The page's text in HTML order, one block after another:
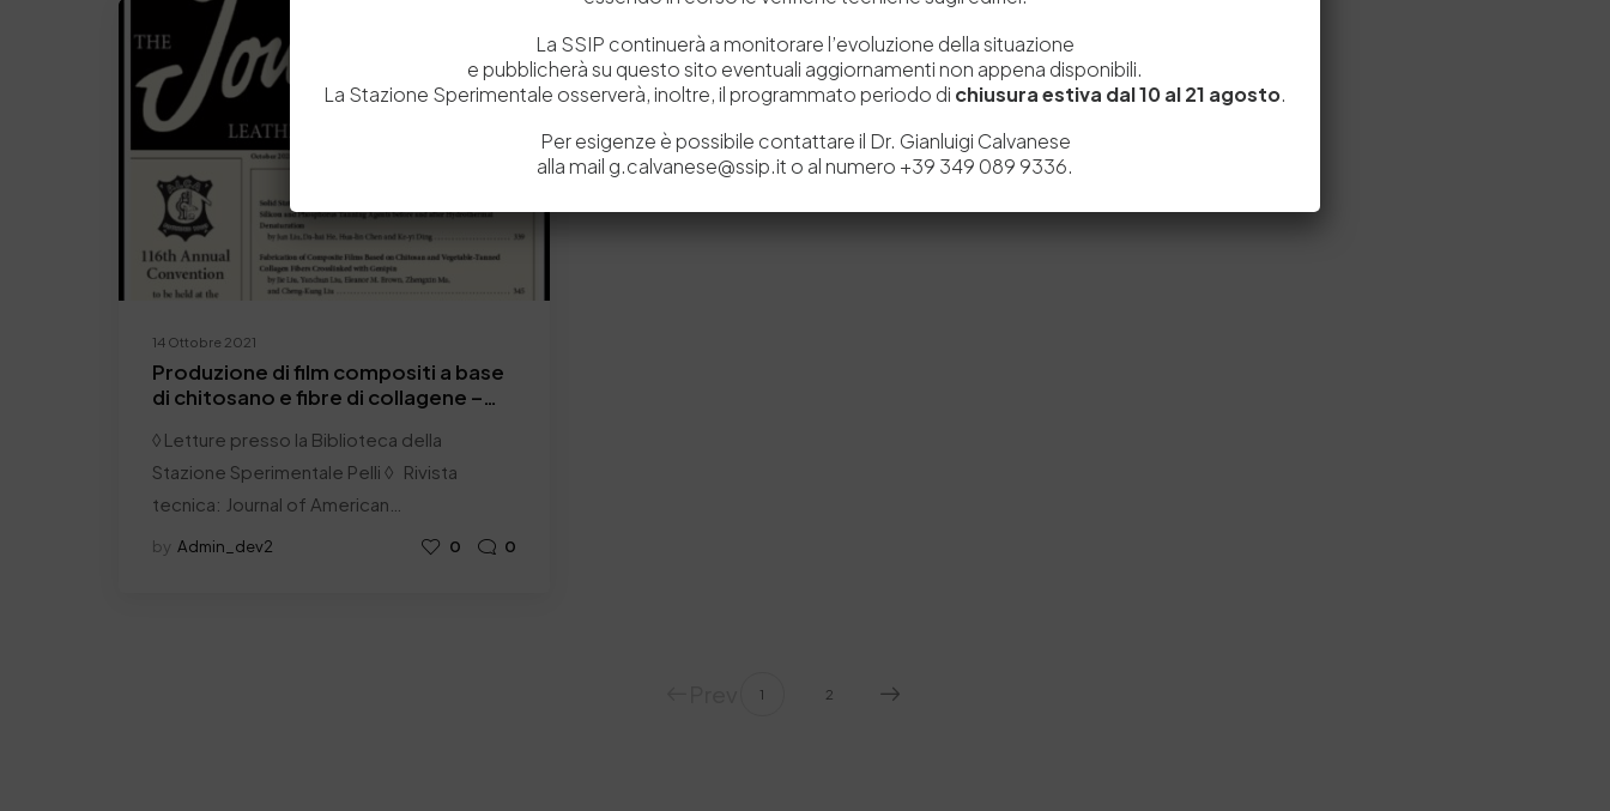
14 Ottobre 2021
Produzione di film compositi a base
di chitosano e fibre di collagene –
◊ Letture presso la Biblioteca della
Stazione Sperimentale Pelli ◊ Rivista
tecnica: Journal of American…
by Admin_dev2 0 0
1 2
La SSIP continuerà a monitorare l’evoluzione della situazione
e pubblicherà su questo sito eventuali aggiornamenti non appena disponibili.
La Stazione Sperimentale osserverà, inoltre, il programmato periodo di chiusura estiva dal 10 al 21 agosto.
Per esigenze è possibile contattare il Dr. Gianluigi Calvanese
alla mail g.calvanese@ssip.it o al numero +39 349 089 9336.